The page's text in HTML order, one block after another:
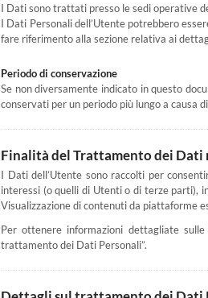
I Dati sono trattati presso le sedi operative
I Dati Personali dell’Utente potrebbero
fare riferimento alla sezione relativa ai
Periodo di conservazione
Se non diversamente indicato in questo
conservati per un periodo più lungo a causa
Finalità del Trattamento dei Dati
I Dati dell’Utente sono raccolti per
interessi (o quelli di Utenti o di terze parti),
Visualizzazione di contenuti da piattaforme
Per ottenere informazioni dettagliate
trattamento dei Dati Personali”.